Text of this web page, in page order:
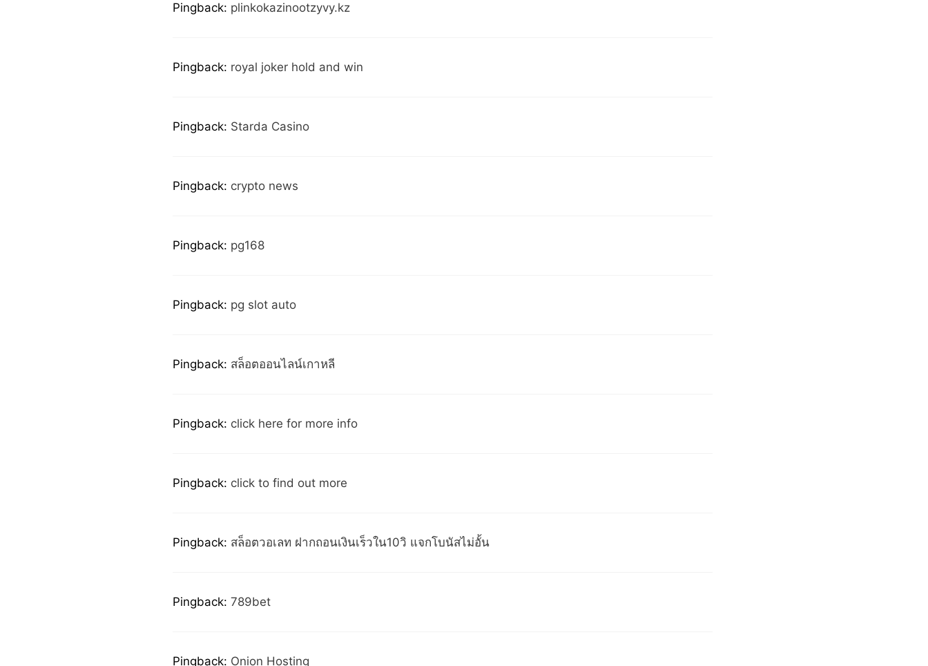
Pingback: plinkokazinootzyvy.kz
Pingback: royal joker hold and win
Pingback: Starda Casino
Pingback: crypto news
Pingback: pg168
Pingback: pg slot auto
Pingback: สล็อตออนไลน์เกาหลี
Pingback: click here for more info
Pingback: click to find out more
Pingback: สล็อตวอเลท ฝากถอนเงินเร็วใน10วิ แจกโบนัสไม่อั้น
Pingback: 789bet
Pingback: Onion Hosting